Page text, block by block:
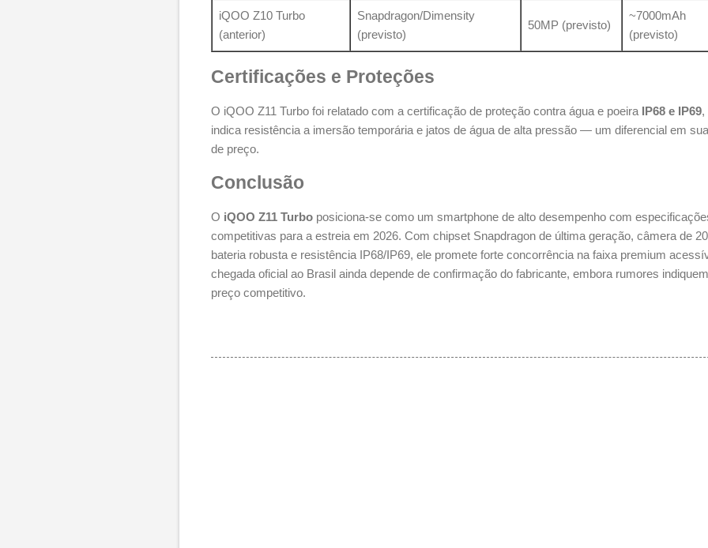
iQOO Z10 Turbo
(anterior)
Snapdragon/Dimensity
(previsto)
50MP (previsto)
~7000mAh
(previsto)
Certificações e Proteções
O iQOO Z11 Turbo foi relatado com a certificação de proteção contra água e poeira IP68 e IP69,
indica resistência a imersão temporária e jatos de água de alta pressão — um diferencial em
de preço.
Conclusão
O iQOO Z11 Turbo posiciona-se como um smartphone de alto desempenho com
competitivas para a estreia em 2026. Com chipset Snapdragon de última geração, câmera de
bateria robusta e resistência IP68/IP69, ele promete forte concorrência na faixa premium
chegada oficial ao Brasil ainda depende de confirmação do fabricante, embora rumores indiquem
preço competitivo.